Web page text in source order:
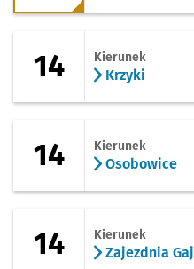
14 Kierunek
Krzyki
14 Kierunek
Osobowice
14 Kierunek
Zajezdnia Gaj